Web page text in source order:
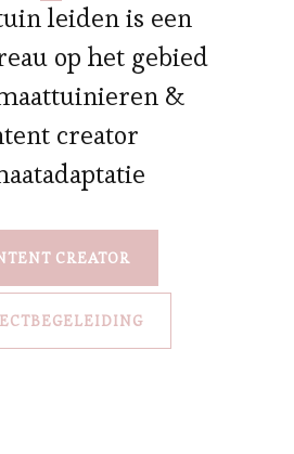
leiden is een
op het gebied
&
creator
CREATOR